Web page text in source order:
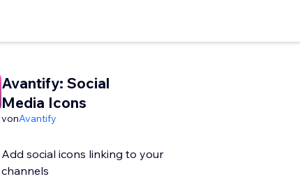
Avantify: Social
Media Icons
vonAvantify
Add social icons linking to your
channels